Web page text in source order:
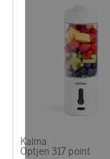
Kalma
Optjen 317 point